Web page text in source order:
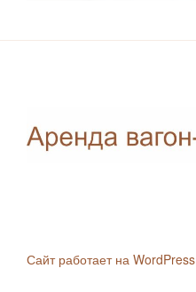
Сайт работает на WordPress